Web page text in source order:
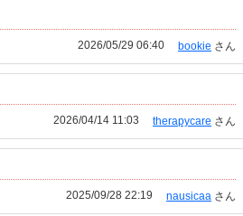
bookie さん
2026/05/29 06:40
therapycare さん
2026/04/14 11:03
nausicaa さん
2025/09/28 22:19